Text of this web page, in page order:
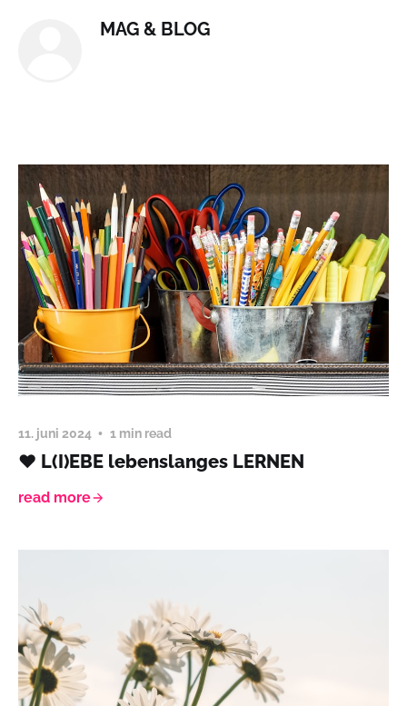
MAG & BLOG
11. juni 2024 1 min read
❤️ L(I)EBE lebenslanges LERNEN
read more